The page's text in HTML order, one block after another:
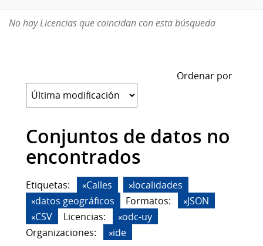
No hay Licencias que coincidan con esta búsqueda
Ordenar por
Conjuntos de datos no
encontrados
Etiquetas: Calles
localidades
datos geográficos
Formatos:
JSON
CSV
Licencias:
odc-uy
Organizaciones:
ide